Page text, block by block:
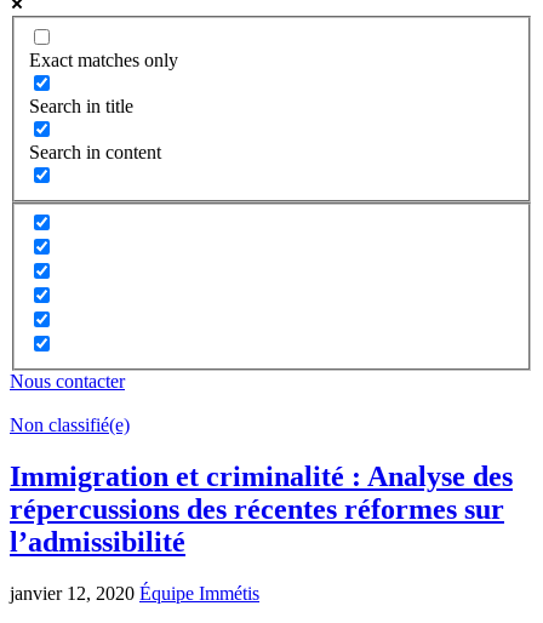
Exact matches only
Search in title
Search in content
Nous contacter
Non classifié(e)
Immigration et criminalité : Analyse des
répercussions des récentes réformes sur
l’admissibilité
janvier 12, 2020 Équipe Immétis